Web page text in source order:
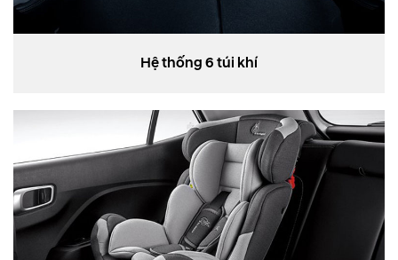
Hệ thống 6 túi khí